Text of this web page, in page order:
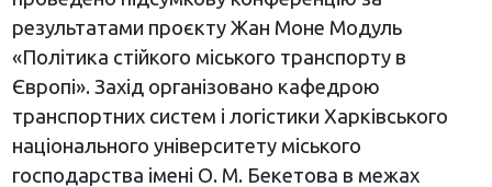
результатами проєкту Жан Моне Модуль
«Політика стійкого міського транспорту в
Європі». Захід організовано кафедрою
транспортних систем і логістики Харківського
національного університету міського
господарства імені О. М. Бекетова в межах